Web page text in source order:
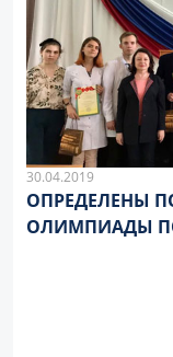
30.04.2019
ОПРЕДЕЛЕНЫ
ОЛИМПИАДЫ